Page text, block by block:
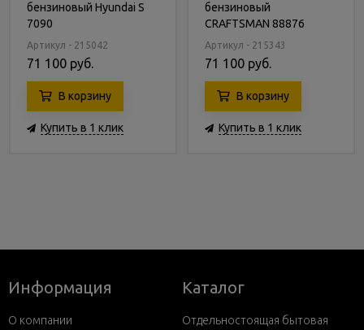
бензиновый Hyundai S
7090
Артикул - 215042
71 100 руб.
В корзину
Купить в 1 клик
бензиновый
CRAFTSMAN 88876
Артикул - 215343
71 100 руб.
В корзину
Купить в 1 клик
Информация
О компании
Каталог
Отдельностоящая бытовая